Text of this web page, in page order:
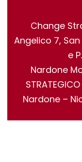
Change
Angelico 7,
e
Nardone
Nardone –